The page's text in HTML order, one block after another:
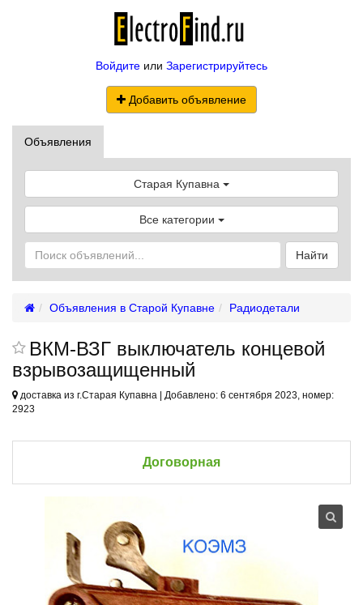
Войдите или Зарегистрируйтесь
Добавить объявление
Объявления
Старая Купавна
Все категории
Найти
Объявления в Старой Купавне Радиодетали
ВКМ-ВЗГ выключатель концевой
взрывозащищенный
доставка из г.Старая Купавна | Добавлено: 6 сентября 2023, номер:
2923
Договорная